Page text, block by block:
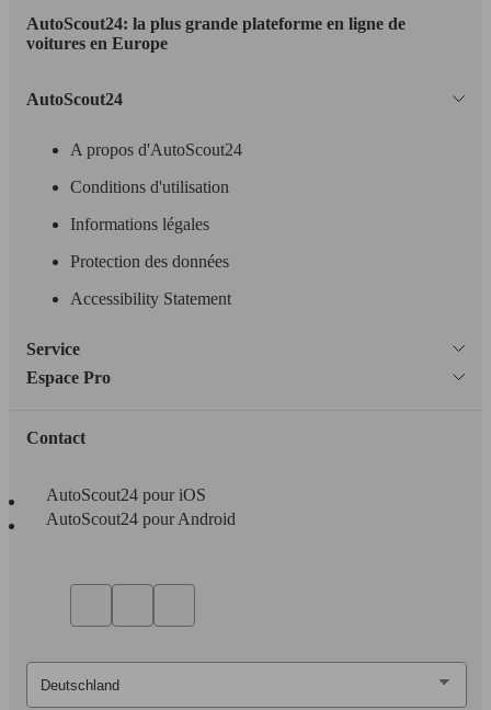
Leistung
Boxster 2.7i 245 ch
10.1
AutoScout24: la plus grande plateforme en ligne de
voitures en Europe
AutoScout24
A propos d'AutoScout24
Conditions d'utilisation
Informations légales
Protection des données
Accessibility Statement
Service
Espace Pro
Contact
AutoScout24 pour iOS
AutoScout24 pour Android